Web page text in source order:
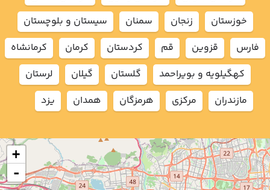
+
-
خوزستان
زنجان سمنان
سيستان و بلوچستان
فارس
قزوين قم كردستان كرمان
كرمانشاه
كهگيلويه و بويراحمد
گلستان گيلان
لرستان
مازندران
مركزي هرمزگان همدان يزد